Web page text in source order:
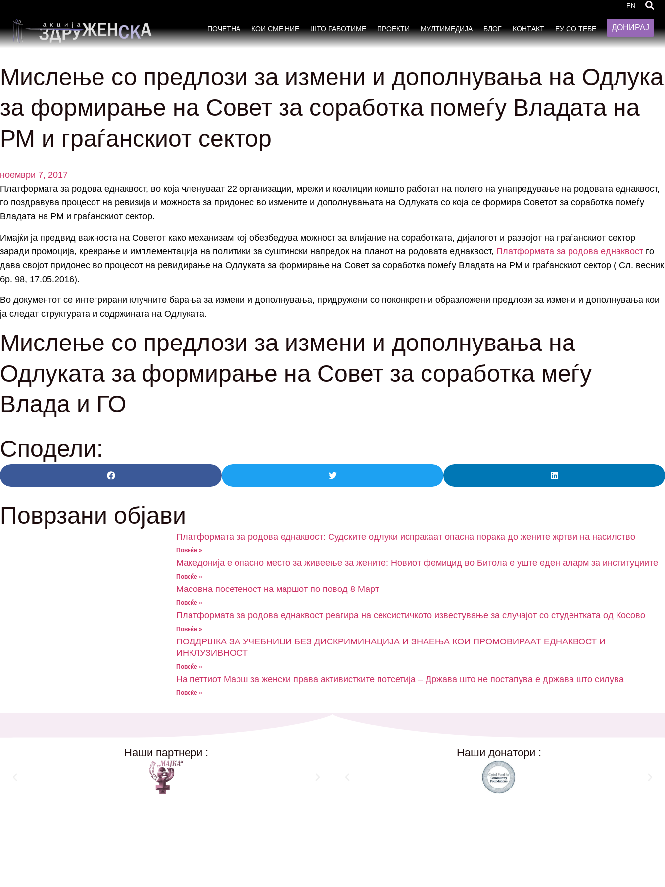
EN
ПОЧЕТНА КОИ СМЕ НИЕ ШТО РАБОТИМЕ ПРОЕКТИ МУЛТИМЕДИЈА БЛОГ КОНТАКТ ЕУ СО ТЕБЕ ДОНИРАЈ
Мислење со предлози за измени и дополнувања на Одлука
за формирање на Совет за соработка помеѓу Владата на
РМ и граѓанскиот сектор
ноември 7, 2017
Платформата за родова еднаквост, во која членуваат 22 организации, мрежи и коалиции коишто работат на полето на унапредување на родовата еднаквост,
го поздравува процесот на ревизија и можноста за придонес во измените и дополнувањата на Одлуката со која се формира Советот за соработка помеѓу
Владата на РМ и граѓанскиот сектор.
Имајќи ја предвид важноста на Советот како механизам кој обезбедува можност за влијание на соработката, дијалогот и развојот на граѓанскиот сектор
заради промоција, креирање и имплементација на политики за суштински напредок на планот на родовата еднаквост, Платформата за родова еднаквост го
дава својот придонес во процесот на ревидирање на Одлуката за формирање на Совет за соработка помеѓу Владата на РМ и граѓанскиот сектор ( Сл. весник
бр. 98, 17.05.2016).
Во документот се интегрирани клучните барања за измени и дополнувања, придружени со поконкретни образложени предлози за измени и дополнувања кои
ја следат структурата и содржината на Одлуката.
Мислење со предлози за измени и дополнувања на
Одлуката за формирање на Совет за соработка меѓу
Влада и ГО
Сподели:
Поврзани објави
Платформата за родова еднаквост: Судските одлуки испраќаат опасна порака до жените жртви на насилство
Повеќе »
Македонија е опасно место за живеење за жените: Новиот фемицид во Битола е уште еден аларм за институциите
Повеќе »
Масовна посетеност на маршот по повод 8 Март
Повеќе »
Платформата за родова еднаквост реагира на сексистичкото известување за случајот со студентката од Косово
Повеќе »
ПОДДРШКА ЗА УЧЕБНИЦИ БЕЗ ДИСКРИМИНАЦИЈА И ЗНАЕЊА КОИ ПРОМОВИРААТ ЕДНАКВОСТ И
ИНКЛУЗИВНОСТ
Повеќе »
На петтиот Марш за женски права активистките потсетија – Држава што не постапува е држава што силува
Повеќе »
Наши партнери : Наши донатори :